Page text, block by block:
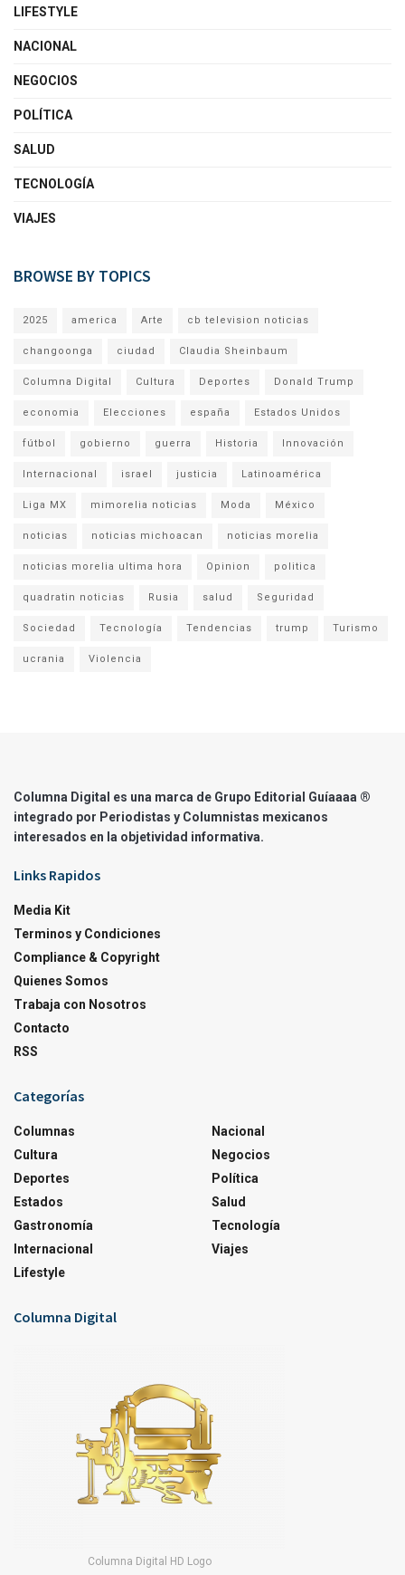
LIFESTYLE
NACIONAL
NEGOCIOS
POLÍTICA
SALUD
TECNOLOGÍA
VIAJES
BROWSE BY TOPICS
2025 america Arte cb television noticias
changoonga ciudad Claudia Sheinbaum
Columna Digital Cultura Deportes Donald Trump
economia Elecciones españa Estados Unidos
fútbol gobierno guerra Historia Innovación
Internacional israel justicia Latinoamérica
Liga MX mimorelia noticias Moda México
noticias noticias michoacan noticias morelia
noticias morelia ultima hora Opinion politica
quadratin noticias Rusia salud Seguridad
Sociedad Tecnología Tendencias trump Turismo
ucrania Violencia
Columna Digital es una marca de Grupo Editorial Guíaaaa ®
integrado por Periodistas y Columnistas mexicanos
interesados en la objetividad informativa.
Links Rapidos
Media Kit
Terminos y Condiciones
Compliance & Copyright
Quienes Somos
Trabaja con Nosotros
Contacto
RSS
Categorías
Columnas
Cultura
Deportes
Estados
Gastronomía
Internacional
Lifestyle
Nacional
Negocios
Política
Salud
Tecnología
Viajes
Columna Digital
Columna Digital HD Logo